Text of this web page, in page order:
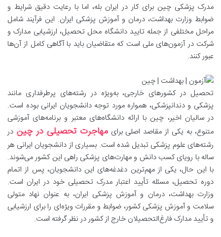
مدرک پزشکی چین برای کار در ایران بله، اما با رعایت دقیق شرایط و
ضوابط وزارت بهداشت، درمان و آموزش پزشکی ایران. این فرآیند شامل
مراحل مختلفی از جمله تایید دانشگاه محل تحصیل، ارزشیابی مدارک و
شرکت در آزمون‌های ملی است که متقاضیان باید با آگاهی کامل از آن‌ها
عبور کنند.
تحصیل در کشورهای خارجی، به‌ویژه در رشته‌های پرطرفداری مانند
پزشکی و دندانپزشکی، همواره مورد توجه دانشجویان ایرانی بوده است.
در سالیان اخیر، چین با ارائه دانشگاه‌های معتبر و برنامه‌های آموزشی
متنوع، به یکی از مقاصد اصلی برایمهاجرت تحصیلی در چین در
رشته‌های علوم پزشکی تبدیل شده است. بسیاری از دانشجویان ایرانی هر
ساله با رویای کسب دانش و مهارت‌های پزشکی راهی این کشور می‌شوند.
با این حال، یکی از مهم‌ترین دغدغه‌های این دانشجویان، پس از اتمام
دوره تحصیل، مسئله تأیید اعتبار مدرک تحصیلی خود در ایران است.
وزارت بهداشت، درمان و آموزش پزشکی ایران، به عنوان نهاد متولی
سلامت و آموزش پزشکی کشور، ضوابط و مقررات ویژه‌ای را برای ارزشیابی
و تأیید مدارک فارغ‌التحصیلان خارج از کشور در نظر گرفته است.